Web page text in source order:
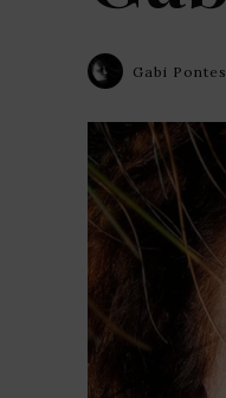
Gabi Pontes